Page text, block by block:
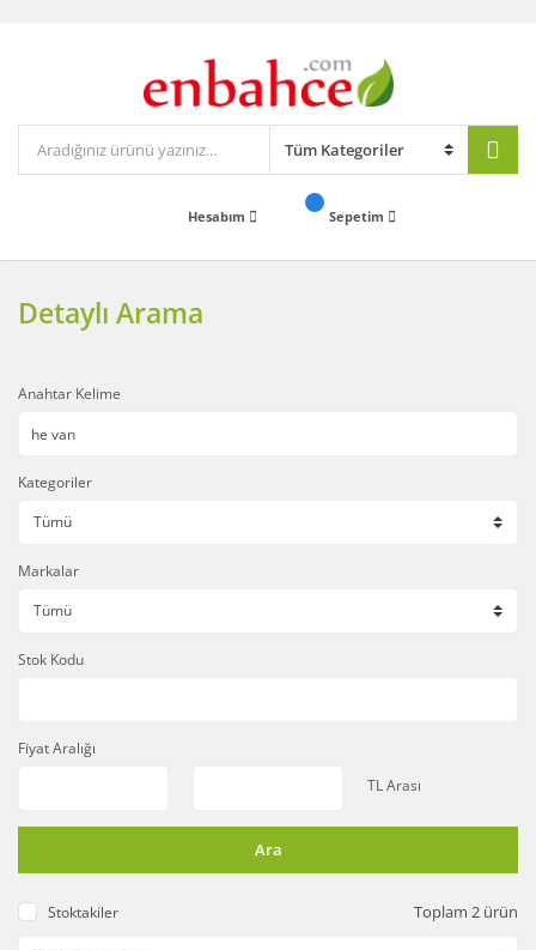
Hesabım Sepetim
Detaylı Arama
Anahtar Kelime
Kategoriler
Markalar
Stok Kodu
Fiyat Aralığı
TL Arası
Ara
Stoktakiler Toplam 2 ürün